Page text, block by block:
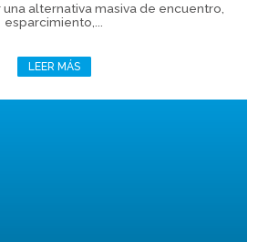
alternativa masiva de encuentro,
esparcimiento,...
LEER MÁS